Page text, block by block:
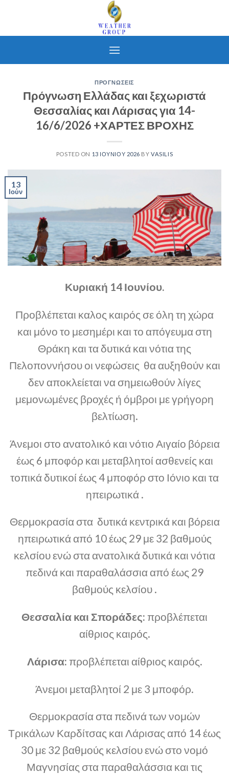
ΠΡΟΓΝΩΣΕΙΣ
Πρόγνωση Ελλάδας και ξεχωριστά
Θεσσαλίας και Λάρισας για 14-
16/6/2026 +ΧΑΡΤΕΣ ΒΡΟΧΗΣ
POSTED ON 13 ΙΟΥΝΊΟΥ 2026 BYVASILIS
13
Ιούν
Κυριακή 14 Ιουνίου.
Προβλέπεται καλος καιρός σε όλη τη χώρα
και μόνο το μεσημέρι και το απόγευμα στη
Θράκη και τα δυτικά και νότια της
Πελοποννήσου οι νεφώσεις θα αυξηθούν και
δεν αποκλείεται να σημειωθούν λίγες
μεμονωμένες βροχές ή όμβροι με γρήγορη
βελτίωση.
Άνεμοι στο ανατολικό και νότιο Αιγαίο βόρεια
έως 6 μποφόρ και μεταβλητοί ασθενείς και
τοπικά δυτικοί έως 4 μποφόρ στο Ιόνιο και τα
ηπειρωτικά .
Θερμοκρασία στα δυτικά κεντρικά και βόρεια
ηπειρωτικά από 10 έως 29 με 32 βαθμούς
κελσίου ενώ στα ανατολικά δυτικά και νότια
πεδινά και παραθαλάσσια από έως 29
βαθμούς κελσίου .
Θεσσαλία και Σποράδες: προβλέπεται
αίθριος καιρός.
Λάρισα: προβλέπεται αίθριος καιρός.
Άνεμοι μεταβλητοί 2 με 3 μποφόρ.
Θερμοκρασία στα πεδινά των νομών
Τρικάλων Καρδίτσας και Λάρισας από 14 έως
30 με 32 βαθμούς κελσίου ενώ στο νομό
Μαγνησίας στα παραθαλάσσια και τις